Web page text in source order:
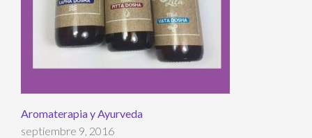
Aromaterapia y Ayurveda
septiembre 9, 2016